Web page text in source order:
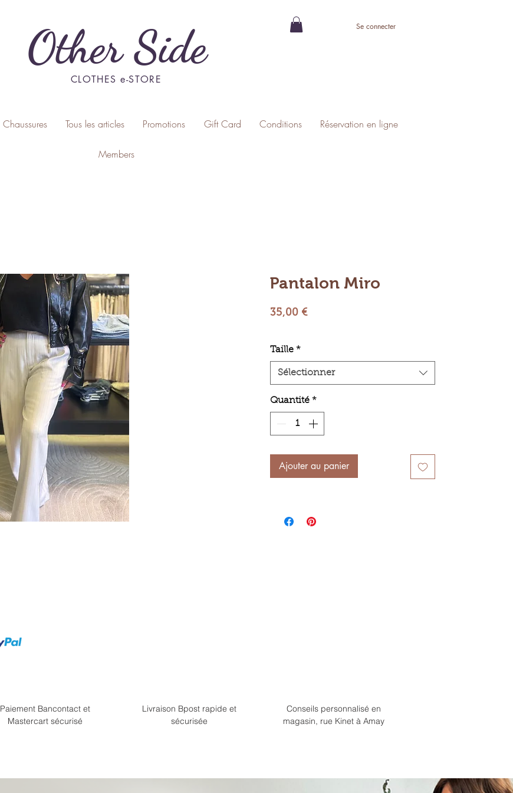
Other Side
CLOTHES e-STORE
Se connecter
Chaussures Tous les articles Promotions Gift Card Conditions Réservation en ligne
Members
Pantalon Miro
35,00 €Prix
Taille *
Sélectionner
Quantité *
Ajouter au panier
Paiement Bancontact et
Mastercart sécurisé
Livraison Bpost rapide et
sécurisée
Conseils personnalisé en
magasin, rue Kinet à Amay